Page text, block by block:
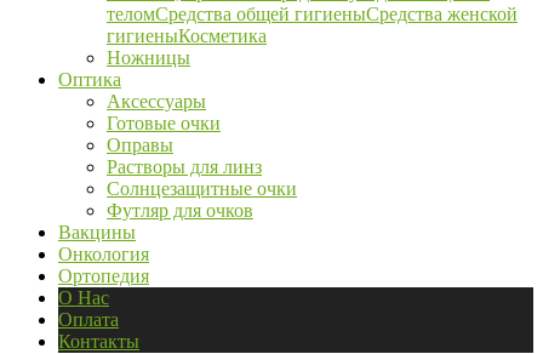
теломСредства общей гигиеныСредства женской
гигиеныКосметика
Ножницы
Оптика
Аксессуары
Готовые очки
Оправы
Растворы для линз
Солнцезащитные очки
Футляр для очков
Вакцины
Онкология
Ортопедия
О Нас
Оплата
Контакты